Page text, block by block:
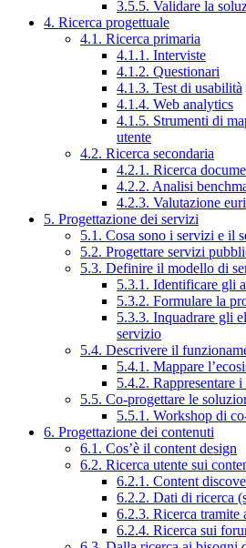
3.5.5. Validare la
4. Ricerca progettuale
4.1. Ricerca primaria
4.1.1. Interviste
4.1.2. Questionari
4.1.3. Test di usabilità
4.1.4. Web analytics
4.1.5. Strumenti di
utente
4.2. Ricerca secondaria
4.2.1. Ricerca
4.2.2. Analisi
4.2.3. Valutazione
5. Progettazione dei servizi
5.1. Cosa sono i servizi e il
5.2. Progettare servizi
5.3. Definire il modello di
5.3.1. Identificare gli
5.3.2. Formulare la
5.3.3. Inquadrare gli
servizio
5.4. Descrivere il
5.4.1. Mappare
5.4.2. Rappresentare
5.5. Co-progettare le
5.5.1. Workshop di
6. Progettazione dei contenuti
6.1. Cos’è il content design
6.2. Ricerca utente sui
6.2.1. Content
6.2.2. Dati di ricerca
6.2.3. Ricerca tramite
6.2.4. Ricerca sui